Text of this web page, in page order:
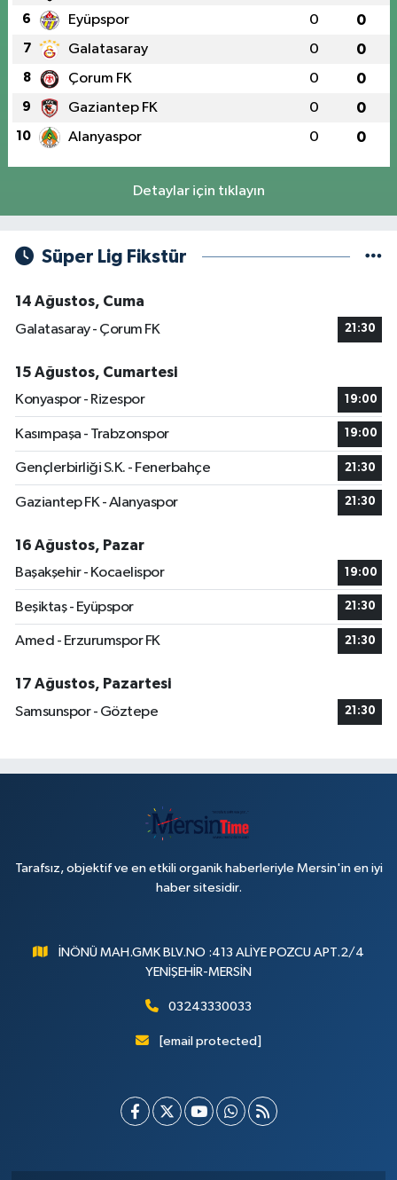
6 Eyüpspor 0 0
7 Galatasaray 0 0
8 Çorum FK 0 0
9 Gaziantep FK 0 0
10 Alanyaspor 0 0
Detaylar için tıklayın
Süper Lig Fikstür
14 Ağustos, Cuma
Galatasaray - Çorum FK
21:30
15 Ağustos, Cumartesi
Konyaspor - Rizespor
19:00
Kasımpaşa - Trabzonspor 19:00
Gençlerbirliği S.K. - Fenerbahçe 21:30
Gaziantep FK - Alanyaspor 21:30
16 Ağustos, Pazar
Başakşehir - Kocaelispor
19:00
Beşiktaş - Eyüpspor 21:30
Amed - Erzurumspor FK 21:30
17 Ağustos, Pazartesi
Samsunspor - Göztepe
21:30
Tarafsız, objektif ve en etkili organik haberleriyle Mersin'in en iyi
haber sitesidir.
İNÖNÜ MAH.GMK BLV.NO :413 ALİYE POZCU APT.2/4
YENİŞEHİR-MERSİN
03243330033
[email protected]